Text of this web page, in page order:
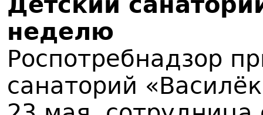
неделю
Роспотребнадзор
санаторий